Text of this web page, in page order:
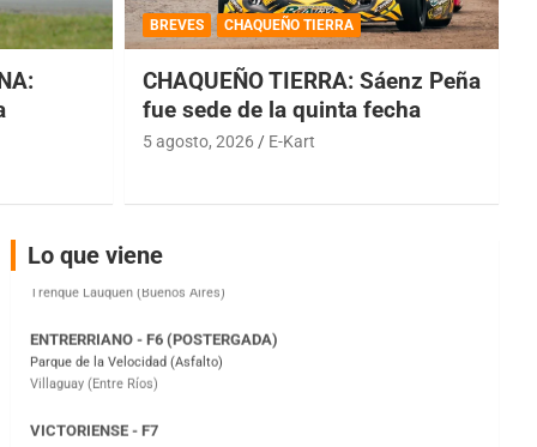
BREVES CHAQUEÑO TIERRA
CHAQUEÑO TIERRA: Sáenz Peña
fue sede de la quinta fecha
5 agosto, 2026 E-Kart
Lo que viene
08/09-AGO
IAME SERIES ARGENTINA 6
Ramiro Tot (Asfalto)
Baradero (Buenos Aires)
Parque de la Velocidad (Asfalto)
El Cerro (Tierra)
Victoria (Entre Ríos)
Moto Club Reginense (Tierra)